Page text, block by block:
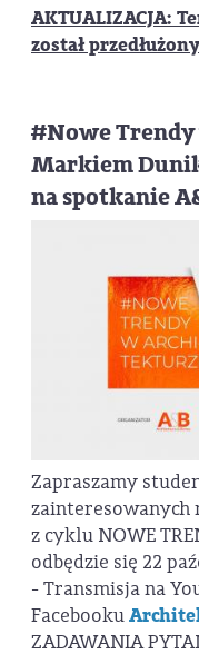
AKTUALIZACJA:
został
#Nowe
Markiem
na spotkanie
Zapraszamy
zainteresowanych
z cyklu NOWE
odbędzie się 22
- Transmisja na
Facebooku
ZADAWANIA